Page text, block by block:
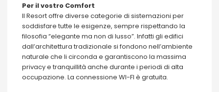
Per il vostro Comfort
Il Resort offre diverse categorie di sistemazioni per
soddisfare tutte le esigenze, sempre rispettando la
filosofia “elegante ma non di lusso”. Infatti gli edifici
dall’architettura tradizionale si fondono nell’ambiente
naturale che li circonda e garantiscono la massima
privacy e tranquillità anche durante i periodi di alta
occupazione. La connessione WI-FI è gratuita.